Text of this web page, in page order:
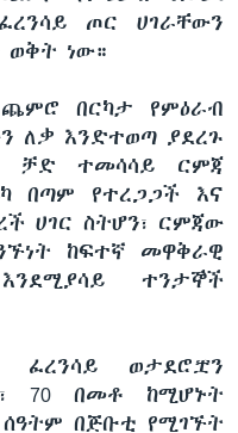
ጦር ሀገራቸውን
ወቅት ነው።
በርካታ የምዕራብ
ለቃ እንድተወጣ ያደረጉ
ቻድ ተመሳሳይ ርምጃ
በጣም የተረጋጋች እና
ሀገር ስትሆን፣ ርምጃው
ከፍተኛ መዋቅራዊ
ተንታኞች
ፈረንሳይ ወታደሮቿን
70 በመቶ ከሚሆኑት
በጅቡቲ የሚገኙት